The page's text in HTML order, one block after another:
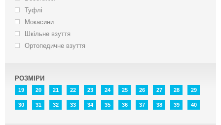
Туфлі
Мокасини
Шкільне взуття
Ортопедичне взуття
РОЗМІРИ
19 20 21 22 23 24 25 26 27 28 29
30 31 32 33 34 35 36 37 38 39 40